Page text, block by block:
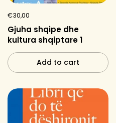
€30,00
Gjuha shqipe dhe
kultura shqiptare 1
Add to cart